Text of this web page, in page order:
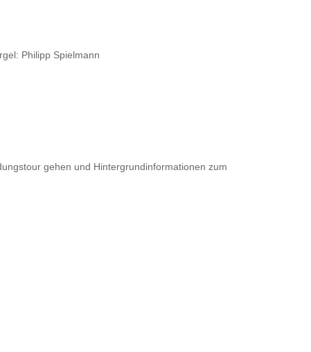
Philipp Spielmann
gehen und Hintergrundinformationen zum